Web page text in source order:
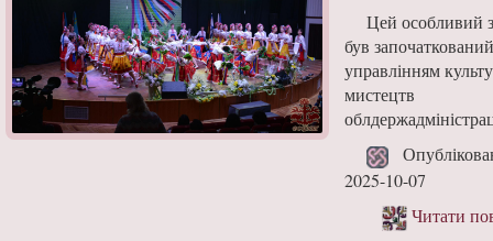
Цей особливий
був започаткований
управлінням
мистецтв
2025-10-07
Читати